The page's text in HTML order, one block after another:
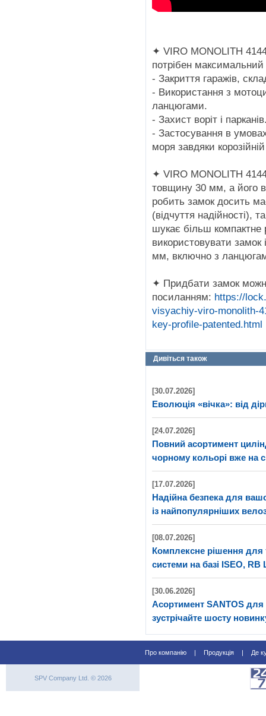
✦ VIRO MONOLITH
потрібен максимальний
- Закриття гаражів,
- Використання з
ланцюгами.
- Захист воріт і
- Застосування в
моря завдяки корозійній
✦ VIRO MONOLITH
товщину 30 мм, а його
робить замок досить
(відчуття надійності),
шукає більш компактне
використовувати
мм, включно з
✦ Придбати замок
посиланням: https://
visyachiy-viro-monolith-
key-profile-patented.html
Дивіться також
[30.07.2026]
Еволюція «вічка»: від
[24.07.2026]
Повний асортимент
чорному кольорі вже на
[17.07.2026]
Надійна безпека для
із найпопулярніших
[08.07.2026]
Комплексне рішення для
системи на базі ISEO, RB
[30.06.2026]
Асортимент SANTOS
зустрічайте шосту
Про компанію | Продукція | Де
SPV Company Ltd. © 2026